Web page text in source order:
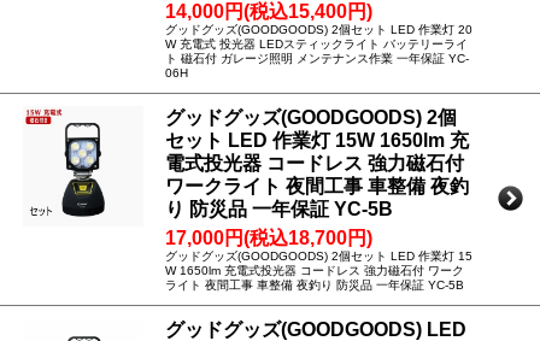
14,000円(税込15,400円)
グッドグッズ(GOODGOODS) 2個セット LED 作業灯 20
W 充電式 投光器 LEDスティックライト バッテリーライ
ト 磁石付 ガレージ照明 メンテナンス作業 一年保証 YC-
06H
グッドグッズ(GOODGOODS) 2個
セット LED 作業灯 15W 1650lm 充
電式投光器 コードレス 強力磁石付
ワークライト 夜間工事 車整備 夜釣
り 防災品 一年保証 YC-5B
17,000円(税込18,700円)
グッドグッズ(GOODGOODS) 2個セット LED 作業灯 15
W 1650lm 充電式投光器 コードレス 強力磁石付 ワーク
ライト 夜間工事 車整備 夜釣り 防災品 一年保証 YC-5B
グッドグッズ(GOODGOODS) LED